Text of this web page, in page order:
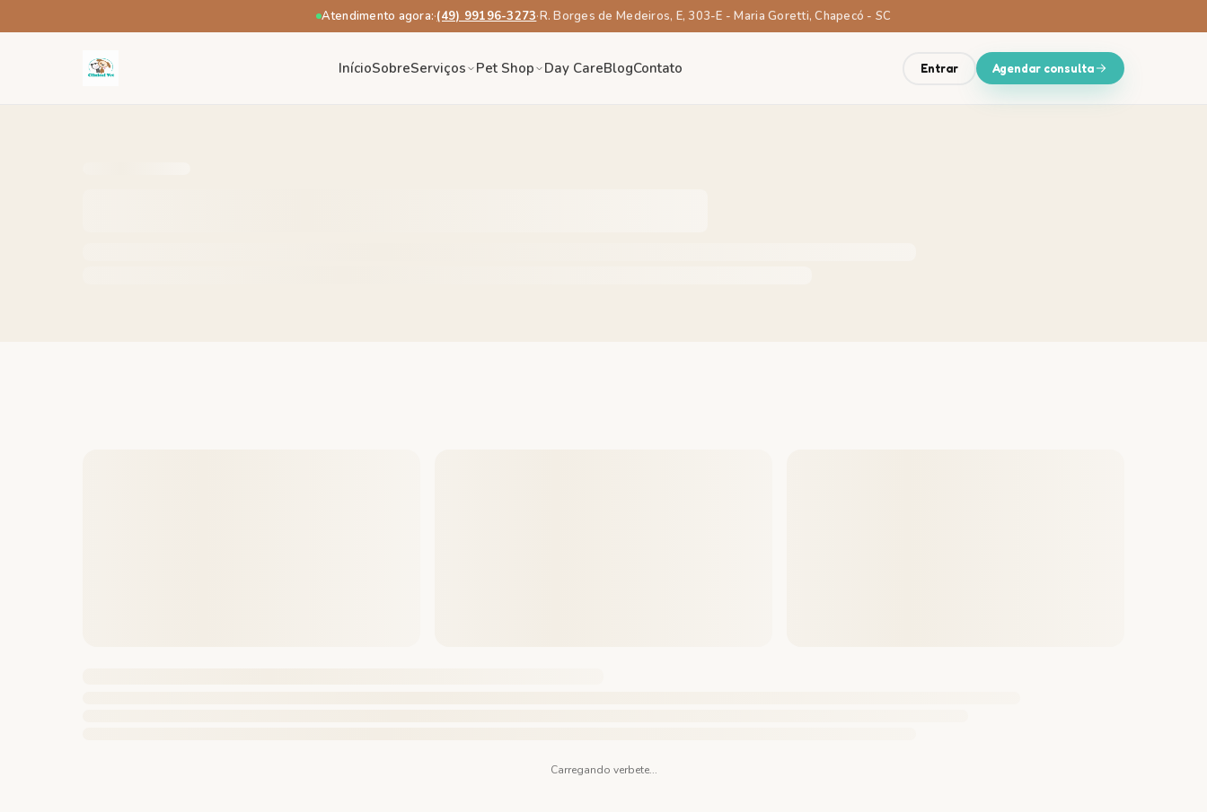
Atendimento agora:·(49) 99196-3273·R. Borges de Medeiros, E, 303-E - Maria Goretti, Chapecó - SC
InícioSobreServiços Pet Shop Day CareBlogContato Entrar Agendar consulta
Carregando verbete...